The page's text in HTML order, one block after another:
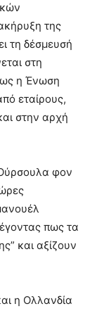
της
τη δέσμευσή
στη
η Ένωση
εταίρους,
στην αρχή
φον
πως τα
και αξίζουν
η Ολλανδία